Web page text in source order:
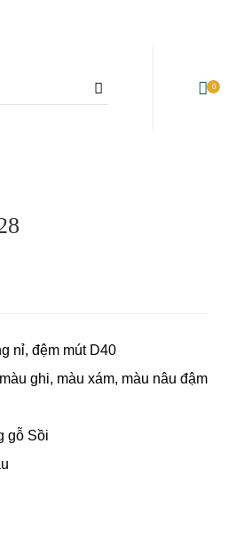
0
nỉ, đệm mút D40
ghi, màu xám, màu nâu đậm
gỗ Sồi